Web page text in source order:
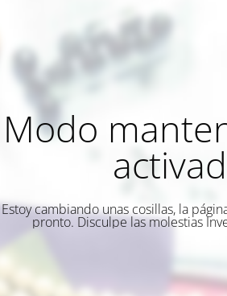
Modo
Estoy cambiando unas cosillas, la
pronto. Disculpe las molestias